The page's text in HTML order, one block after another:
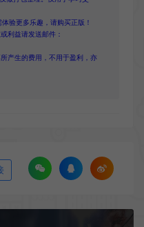
验更多乐趣，请购买正版！
利益请发送邮件：
产生的费用，不用于盈利，亦